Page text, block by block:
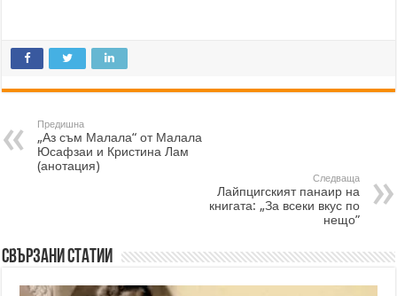
Предишна
„Аз съм Малала“ от Малала
Юсафзаи и Кристина Лам
(анотация)
Следваща
Лайпцигският панаир на
книгата: „За всеки вкус по
нещо”
Свързани статии